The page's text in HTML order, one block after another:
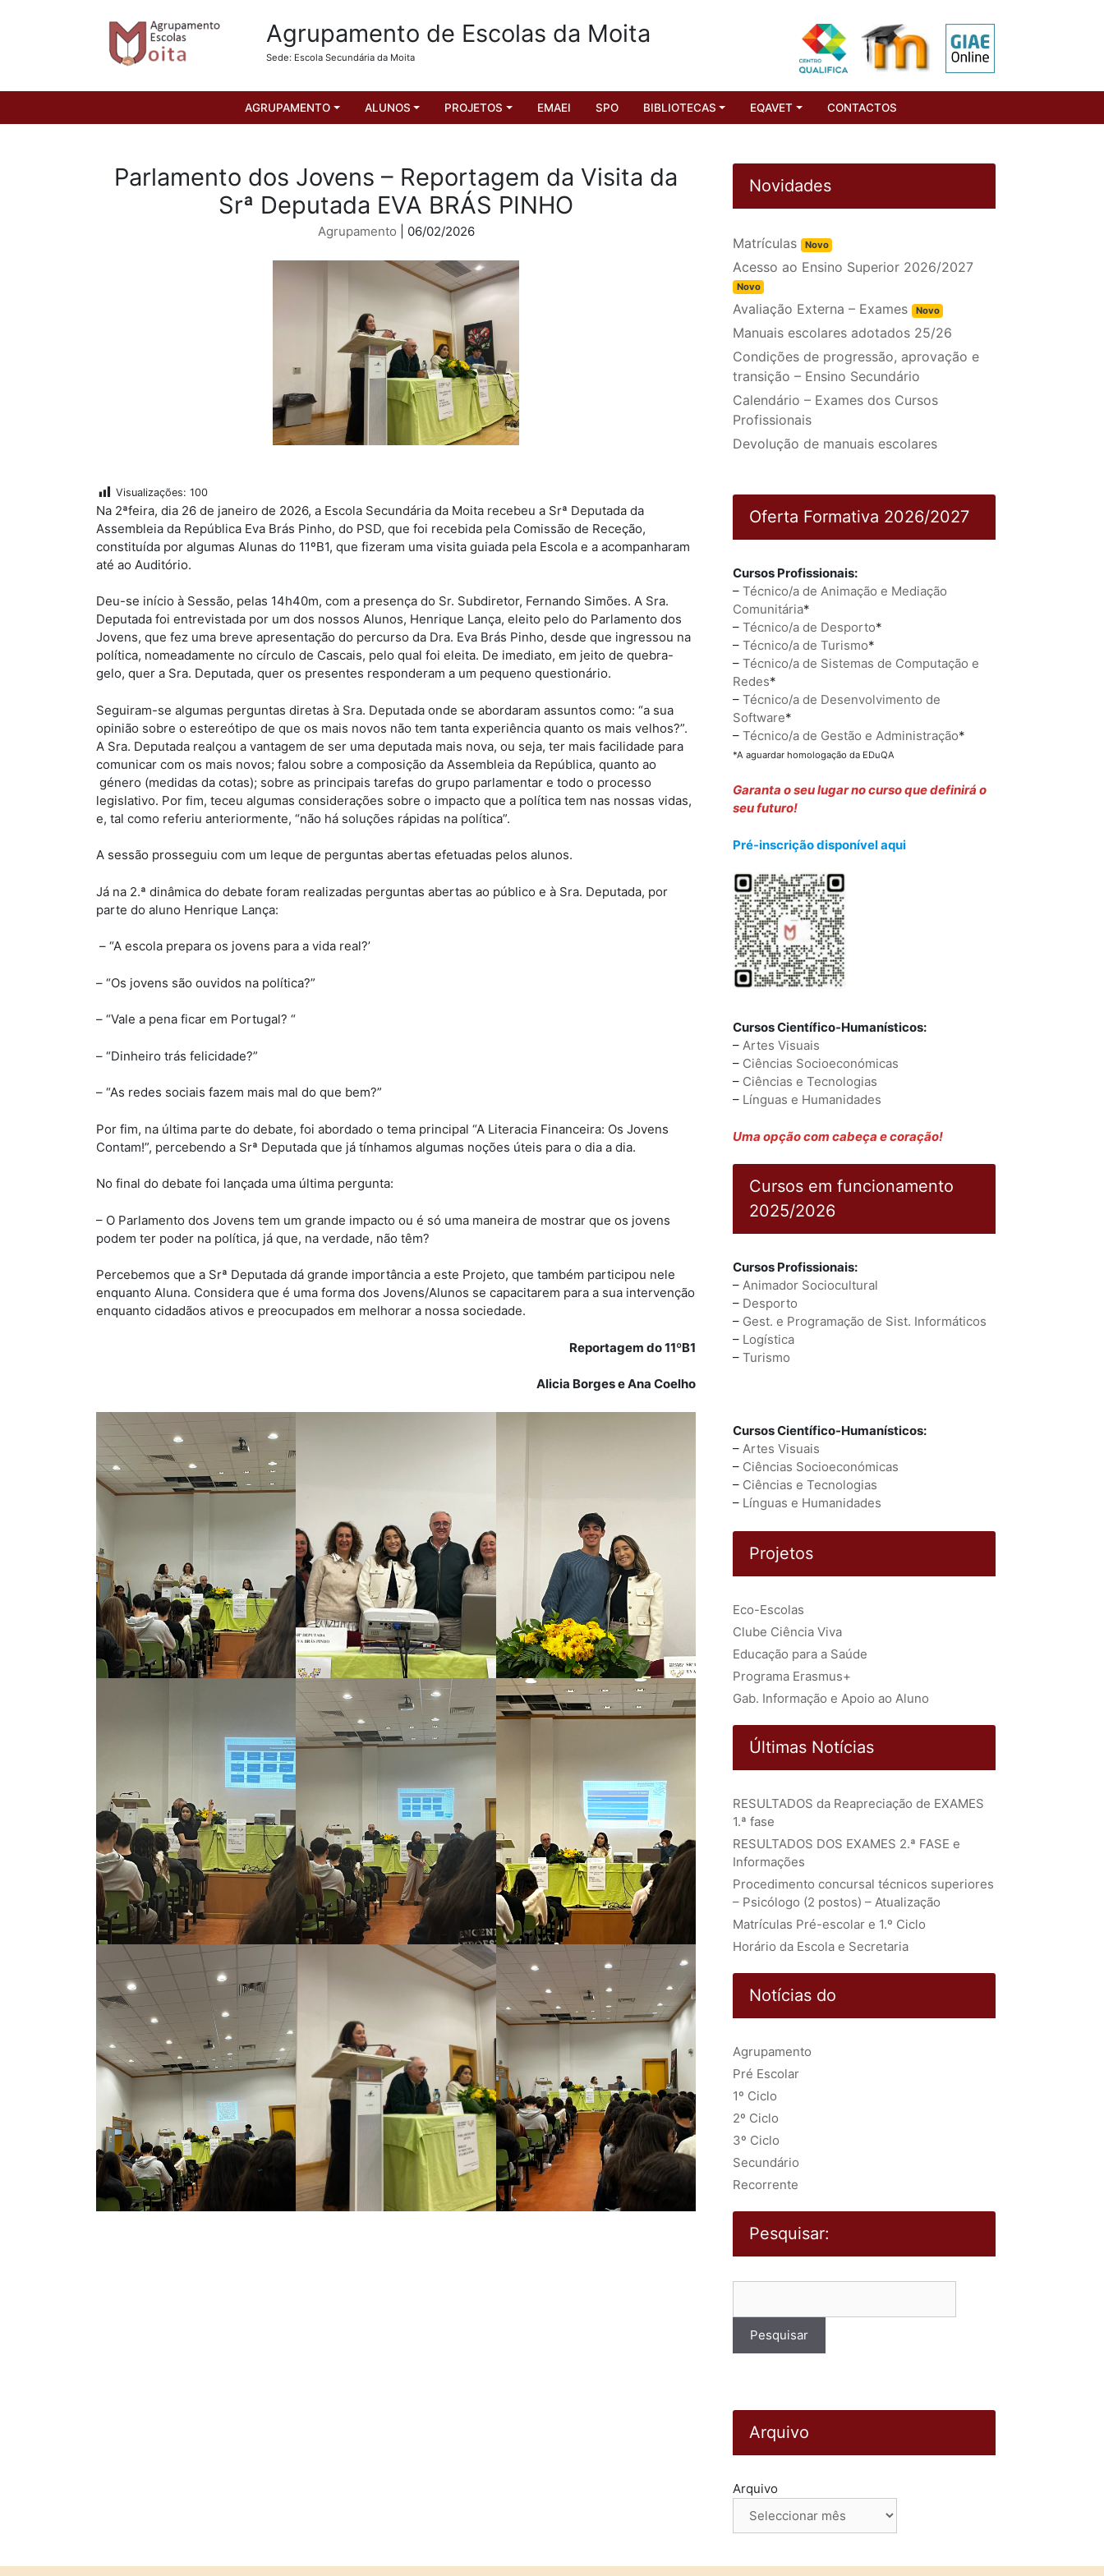
Agrupamento de Escolas da Moita
Sede: Escola Secundária da Moita
AGRUPAMENTO ALUNOS PROJETOS EMAEI SPO BIBLIOTECAS EQAVET CONTACTOS
Parlamento dos Jovens – Reportagem da Visita da
Srª Deputada EVA BRÁS PINHO
Agrupamento | 06/02/2026
Visualizações: 100
Na 2ªfeira, dia 26 de janeiro de 2026, a Escola Secundária da Moita recebeu a Srª Deputada da
Assembleia da República Eva Brás Pinho, do PSD, que foi recebida pela Comissão de Receção,
constituída por algumas Alunas do 11ºB1, que fizeram uma visita guiada pela Escola e a acompanharam
até ao Auditório.
Deu-se início à Sessão, pelas 14h40m, com a presença do Sr. Subdiretor, Fernando Simões. A Sra.
Deputada foi entrevistada por um dos nossos Alunos, Henrique Lança, eleito pelo do Parlamento dos
Jovens, que fez uma breve apresentação do percurso da Dra. Eva Brás Pinho, desde que ingressou na
política, nomeadamente no círculo de Cascais, pelo qual foi eleita. De imediato, em jeito de quebra-
gelo, quer a Sra. Deputada, quer os presentes responderam a um pequeno questionário.
Seguiram-se algumas perguntas diretas à Sra. Deputada onde se abordaram assuntos como: “a sua
opinião sobre o estereótipo de que os mais novos não tem tanta experiência quanto os mais velhos?”.
A Sra. Deputada realçou a vantagem de ser uma deputada mais nova, ou seja, ter mais facilidade para
comunicar com os mais novos; falou sobre a composição da Assembleia da República, quanto ao
género (medidas da cotas); sobre as principais tarefas do grupo parlamentar e todo o processo
legislativo. Por fim, teceu algumas considerações sobre o impacto que a política tem nas nossas vidas,
e, tal como referiu anteriormente, “não há soluções rápidas na política”.
A sessão prosseguiu com um leque de perguntas abertas efetuadas pelos alunos.
Já na 2.ª dinâmica do debate foram realizadas perguntas abertas ao público e à Sra. Deputada, por
parte do aluno Henrique Lança:
– “A escola prepara os jovens para a vida real?’
– “Os jovens são ouvidos na política?”
– “Vale a pena ficar em Portugal? “
– “Dinheiro trás felicidade?”
– “As redes sociais fazem mais mal do que bem?”
Por fim, na última parte do debate, foi abordado o tema principal “A Literacia Financeira: Os Jovens
Contam!”, percebendo a Srª Deputada que já tínhamos algumas noções úteis para o dia a dia.
No final do debate foi lançada uma última pergunta:
– O Parlamento dos Jovens tem um grande impacto ou é só uma maneira de mostrar que os jovens
podem ter poder na política, já que, na verdade, não têm?
Percebemos que a Srª Deputada dá grande importância a este Projeto, que também participou nele
enquanto Aluna. Considera que é uma forma dos Jovens/Alunos se capacitarem para a sua intervenção
enquanto cidadãos ativos e preocupados em melhorar a nossa sociedade.
Reportagem do 11ºB1
Alicia Borges e Ana Coelho
Novidades
Matrículas Novo
Acesso ao Ensino Superior 2026/2027
Novo
Avaliação Externa – Exames Novo
Manuais escolares adotados 25/26
Condições de progressão, aprovação e
transição – Ensino Secundário
Calendário – Exames dos Cursos
Profissionais
Devolução de manuais escolares
Oferta Formativa 2026/2027
Cursos Profissionais:
– Técnico/a de Animação e Mediação
Comunitária*
– Técnico/a de Desporto*
– Técnico/a de Turismo*
– Técnico/a de Sistemas de Computação e
Redes*
– Técnico/a de Desenvolvimento de
Software*
– Técnico/a de Gestão e Administração*
*A aguardar homologação da EDuQA
Garanta o seu lugar no curso que definirá o
seu futuro!
Pré-inscrição disponível aqui
Cursos Científico-Humanísticos:
– Artes Visuais
– Ciências Socioeconómicas
– Ciências e Tecnologias
– Línguas e Humanidades
Uma opção com cabeça e coração!
Cursos em funcionamento
2025/2026
Cursos Profissionais:
– Animador Sociocultural
– Desporto
– Gest. e Programação de Sist. Informáticos
– Logística
– Turismo
Cursos Científico-Humanísticos:
– Artes Visuais
– Ciências Socioeconómicas
– Ciências e Tecnologias
– Línguas e Humanidades
Projetos
Eco-Escolas
Clube Ciência Viva
Educação para a Saúde
Programa Erasmus+
Gab. Informação e Apoio ao Aluno
Últimas Notícias
RESULTADOS da Reapreciação de EXAMES
1.ª fase
RESULTADOS DOS EXAMES 2.ª FASE e
Informações
Procedimento concursal técnicos superiores
– Psicólogo (2 postos) – Atualização
Matrículas Pré-escolar e 1.º Ciclo
Horário da Escola e Secretaria
Notícias do
Agrupamento
Pré Escolar
1º Ciclo
2º Ciclo
3º Ciclo
Secundário
Recorrente
Pesquisar:
Arquivo
Arquivo